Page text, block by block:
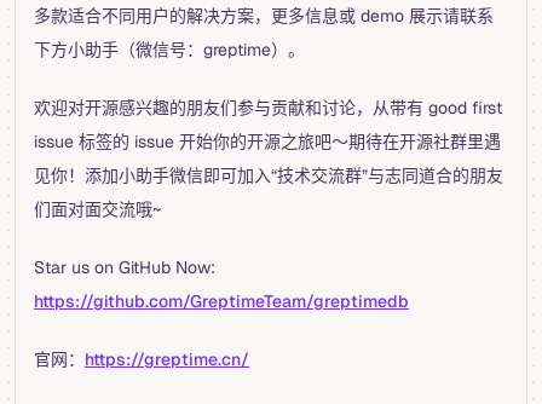
多款适合不同用户的解决方案，更多信息或 demo 展示请联系
下方小助手（微信号：greptime）。
欢迎对开源感兴趣的朋友们参与贡献和讨论，从带有 good first
issue 标签的 issue 开始你的开源之旅吧～期待在开源社群里遇
见你！添加小助手微信即可加入“技术交流群”与志同道合的朋友
们面对面交流哦~
Star us on GitHub Now:
https://github.com/GreptimeTeam/greptimedb
官网： https://greptime.cn/